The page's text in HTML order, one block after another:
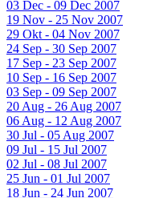
03 Dec - 09 Dec 2007
19 Nov - 25 Nov 2007
29 Okt - 04 Nov 2007
24 Sep - 30 Sep 2007
17 Sep - 23 Sep 2007
10 Sep - 16 Sep 2007
03 Sep - 09 Sep 2007
20 Aug - 26 Aug 2007
06 Aug - 12 Aug 2007
30 Jul - 05 Aug 2007
09 Jul - 15 Jul 2007
02 Jul - 08 Jul 2007
25 Jun - 01 Jul 2007
18 Jun - 24 Jun 2007